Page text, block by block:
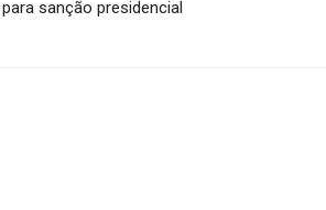
sanção presidencial